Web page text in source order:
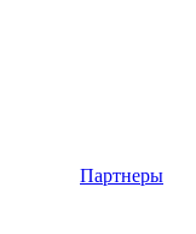
Партнеры